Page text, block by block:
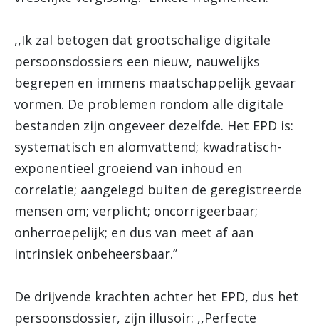
,,Ik zal betogen dat grootschalige digitale
persoonsdossiers een nieuw, nauwelijks
begrepen en immens maatschappelijk gevaar
vormen. De problemen rondom alle digitale
bestanden zijn ongeveer dezelfde. Het EPD is:
systematisch en alomvattend; kwadratisch-
exponentieel groeiend van inhoud en
correlatie; aangelegd buiten de geregistreerde
mensen om; verplicht; oncorrigeerbaar;
onherroepelijk; en dus van meet af aan
intrinsiek onbeheersbaar.’’
De drijvende krachten achter het EPD, dus het
persoonsdossier, zijn illusoir: ,,Perfecte